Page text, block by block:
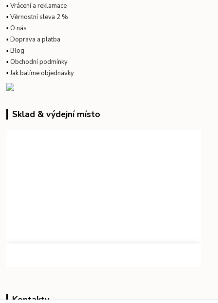
▪Vrácení a reklamace
▪Věrnostní sleva 2 %
▪ O nás
▪Doprava a platba
▪Blog
▪ Obchodní podmínky
▪Jak balíme objednávky
Sklad & výdejní místo
Kontakty